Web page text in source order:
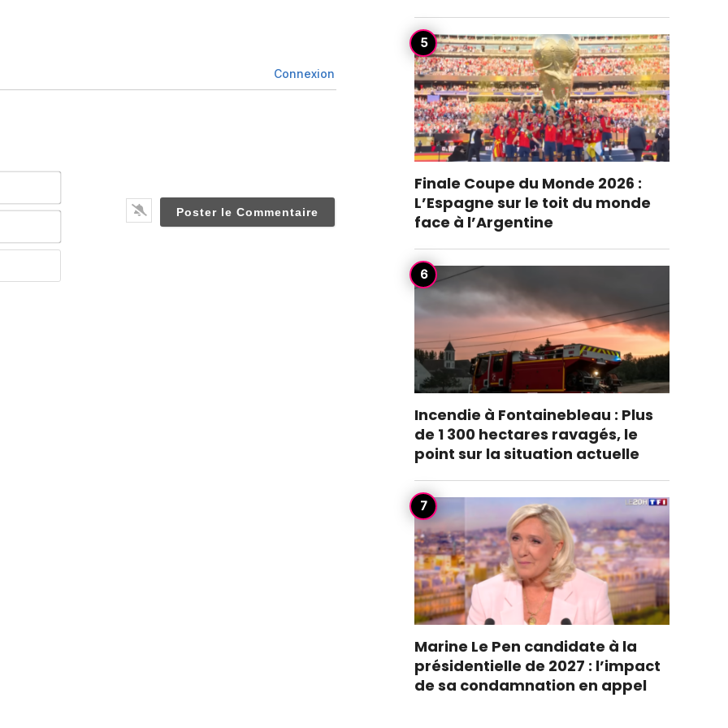
Connexion
Nom*
Email*
Website
Finale Coupe du Monde 2026 :
L’Espagne sur le toit du monde
face à l’Argentine
Incendie à Fontainebleau : Plus
de 1 300 hectares ravagés, le
point sur la situation actuelle
Marine Le Pen candidate à la
présidentielle de 2027 : l’impact
de sa condamnation en appel